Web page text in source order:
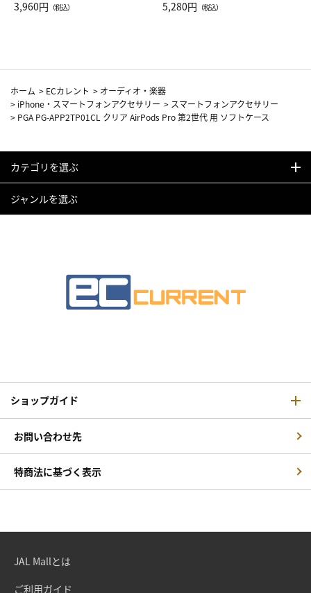
Drop JAL客室乗務員（LC）ス
3,960円 （税込）
ト（レッドワイン）
5,280円 （税込）
ホーム > ECカレント > オーディオ・楽器
> iPhone・スマートフォンアクセサリー > スマートフォンアクセサリー
> PGA PG-APP2TP01CL クリア AirPods Pro 第2世代 用 ソフトケース
カテゴリを選ぶ
ジャンルを選ぶ
ショップガイド
お問い合わせ先
特商法に基づく表示
JAL Mallとは
ご利用ガイド